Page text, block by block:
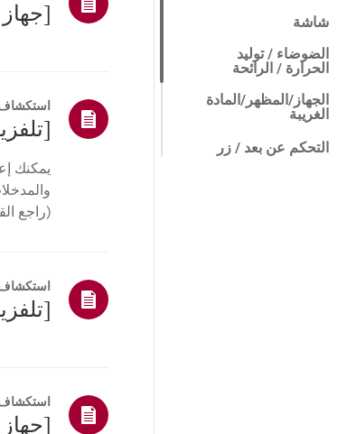
شاشة
الضوضاء / توليد
الحرارة / الرائحة
الجهاز/المظهر/المادة
الغريبة
التحكم عن بعد / زر
استكشاف
يمكنك
(راجع
استكشاف
استكشاف